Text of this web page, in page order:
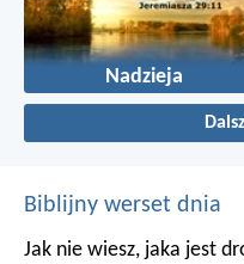
Nadzieja
Biblijny werset dnia
Jak nie wiesz, jaka jest